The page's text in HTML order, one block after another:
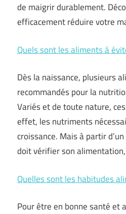
de maigrir durablement.
efficacement réduire votre
Quels sont les aliments à
Dès la naissance, plusieurs
recommandés pour la
Variés et de toute nature,
effet, les nutriments
croissance. Mais à partir
doit vérifier son alimentation,
Quelles sont les habitudes
Pour être en bonne santé et